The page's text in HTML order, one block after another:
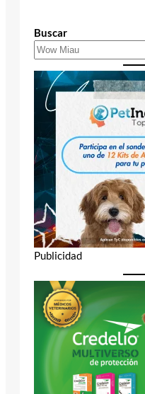
Buscar
Publicidad